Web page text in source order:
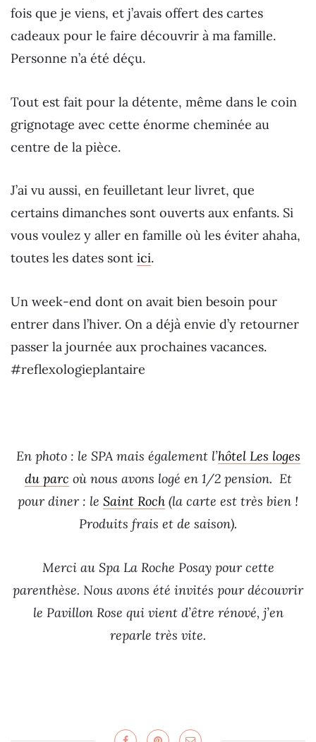
fois que je viens, et j’avais offert des cartes
cadeaux pour le faire découvrir à ma famille.
Personne n’a été déçu.
Tout est fait pour la détente, même dans le coin
grignotage avec cette énorme cheminée au
centre de la pièce.
J’ai vu aussi, en feuilletant leur livret, que
certains dimanches sont ouverts aux enfants. Si
vous voulez y aller en famille où les éviter ahaha,
toutes les dates sont ici.
Un week-end dont on avait bien besoin pour
entrer dans l’hiver. On a déjà envie d’y retourner
passer la journée aux prochaines vacances.
#reflexologieplantaire
En photo : le SPA mais également l’hôtel Les loges
du parc où nous avons logé en 1/2 pension. Et
pour diner : le Saint Roch (la carte est très bien !
Produits frais et de saison).
Merci au Spa La Roche Posay pour cette
parenthèse. Nous avons été invités pour découvrir
le Pavillon Rose qui vient d’être rénové, j’en
reparle très vite.